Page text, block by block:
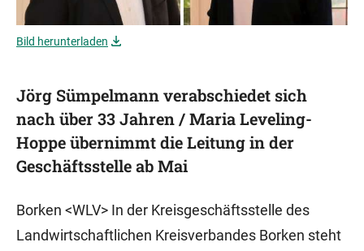
Bild herunterladen
Jörg Sümpelmann verabschiedet sich
nach über 33 Jahren / Maria Leveling-
Hoppe übernimmt die Leitung in der
Geschäftsstelle ab Mai
Borken <WLV> In der Kreisgeschäftsstelle des
Landwirtschaftlichen Kreisverbandes Borken steht